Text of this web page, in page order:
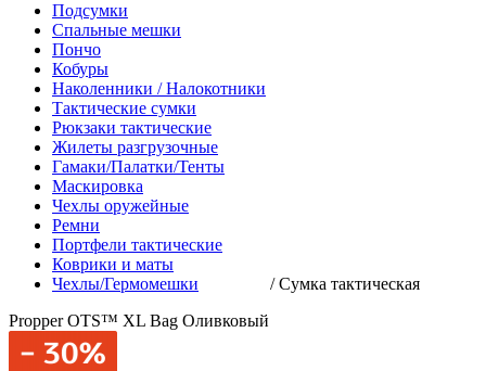
Подсумки
Спальные мешки
Пончо
Кобуры
Наколенники / Налокотники
Тактические сумки
Рюкзаки тактические
Жилеты разгрузочные
Гамаки/Палатки/Тенты
Маскировка
Чехлы оружейные
Ремни
Портфели тактические
Коврики и маты
Чехлы/Гермомешки
/Сумка тактическая
Propper OTS™ XL Bag Оливковый